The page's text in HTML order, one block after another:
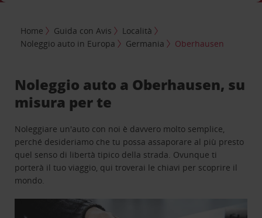
Home Guida con Avis
Località
Noleggio auto in Europa
Germania Oberhausen
Noleggio auto a Oberhausen, su
misura per te
Noleggiare un'auto con noi è davvero molto semplice,
perché desideriamo che tu possa assaporare al più presto
quel senso di libertà tipico della strada. Ovunque ti
porterà il tuo viaggio, qui troverai le chiavi per scoprire il
mondo.